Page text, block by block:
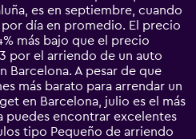
es en septiembre, cuando
por día en promedio. El precio
más bajo que el precio
por el arriendo de un auto
Barcelona. A pesar de que
más barato para arrendar un
en Barcelona, julio es el más
puedes encontrar excelentes
tipo Pequeño de arriendo